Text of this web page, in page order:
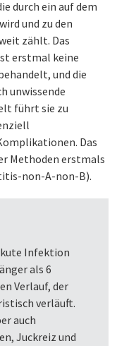
durch ein auf dem
und zu den
zählt. Das
erstmal keine
und die
unwissende
führt sie zu
Das
Methoden erstmals
non-A-non-B).
Infektion
als 6
Verlauf, der
verläuft.
auch
Juckreiz und